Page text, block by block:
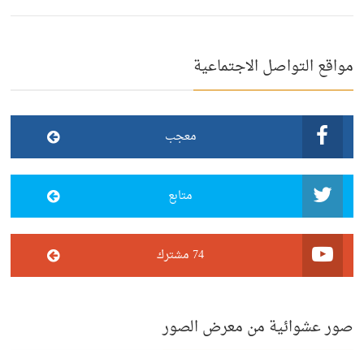
مواقع التواصل الاجتماعية
معجب
متابع
74 مشترك
صور عشوائية من معرض الصور